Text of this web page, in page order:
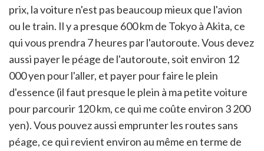
prix, la voiture n'est pas beaucoup mieux que l'avion
ou le train. Il y a presque 600 km de Tokyo à Akita, ce
qui vous prendra 7 heures par l'autoroute. Vous devez
aussi payer le péage de l'autoroute, soit environ 12
000 yen pour l'aller, et payer pour faire le plein
d'essence (il faut presque le plein à ma petite voiture
pour parcourir 120 km, ce qui me coûte environ 3 200
yen). Vous pouvez aussi emprunter les routes sans
péage, ce qui revient environ au même en terme de